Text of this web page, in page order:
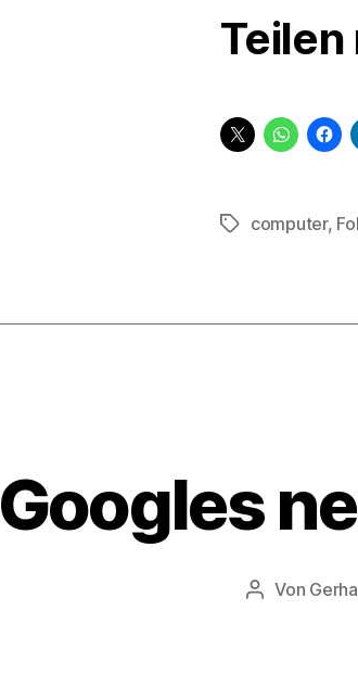
Teilen
Schlagwörter
computer,
Googles
Von